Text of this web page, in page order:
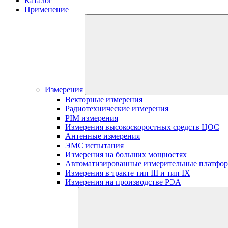
Применение
Измерения
Векторные измерения
Радиотехнические измерения
PIM измерения
Измерения высокоскоростных средств ЦОС
Антенные измерения
ЭМС испытания
Измерения на больших мощностях
Автоматизированные измерительные
Измерения в тракте тип III и тип IX
Измерения на производстве РЭА